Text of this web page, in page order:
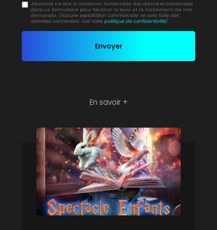
J'autorise ce site à conserver l'ensemble des données transmises
dans ce formulaire pour faciliter le suivi et le traitement de ma
demande. (Aucune exploitation commerciale ne sera faite des
données concervées. Voir notrepolitique de confidentialité)
En savoir +